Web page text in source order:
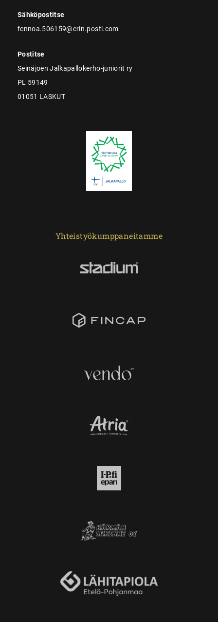
Sähköpostitse
fennoa.506159@erin.posti.com
Postitse
Seinäjoen Jalkapallokerho-juniorit ry
PL 59149
01051 LASKUT
Yhteistyökumppaneitamme